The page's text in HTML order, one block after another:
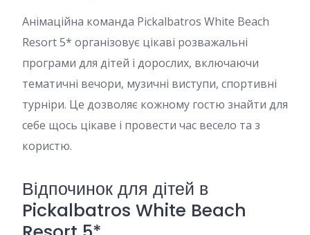
Анімаційна команда Pickalbatros White Beach
Resort 5* організовує цікаві розважальні
програми для дітей і дорослих, включаючи
тематичні вечори, музичні виступи, спортивні
турніри. Це дозволяє кожному гостю знайти для
себе щось цікаве і провести час весело та з
користю.
Відпочинок для дітей в
Pickalbatros White Beach